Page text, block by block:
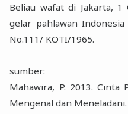
Beliau wafat di Jakarta,
gelar pahlawan
No.111/ KOTI/1965.
sumber:
Mahawira, P. 2013. Cinta
Mengenal dan